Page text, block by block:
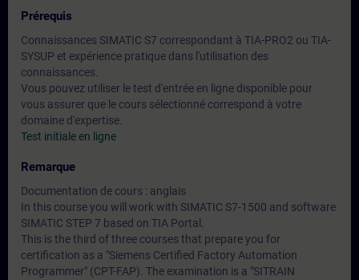
Prérequis
Connaissances SIMATIC S7 correspondant à TIA-PRO2 ou TIA-
SYSUP et expérience pratique dans l'utilisation des
connaissances.
Vous pouvez utiliser le test d'entrée en ligne disponible pour
vous assurer que le cours sélectionné correspond à votre
domaine d'expertise.
Test initiale en ligne
Remarque
Documentation de cours : anglais
In this course you will work with SIMATIC S7-1500 and software
SIMATIC STEP 7 based on TIA Portal.
This is the third of three courses that prepare you for
certification as a "Siemens Certified Factory Automation
Programmer" (CPT-FAP). The examination is a "SITRAIN